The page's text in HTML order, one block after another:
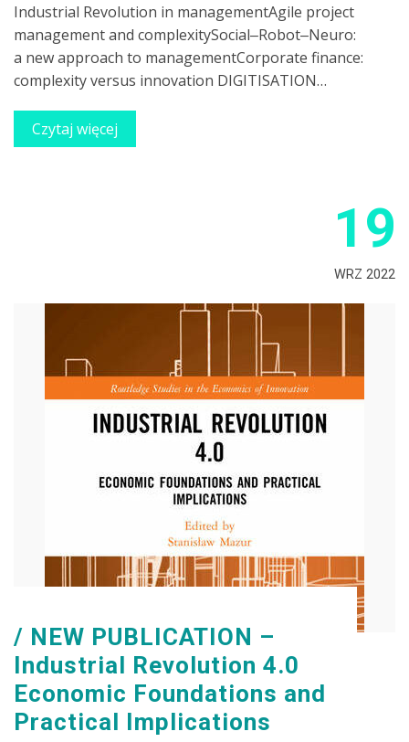
Industrial Revolution in managementAgile project
management and complexitySocial‒Robot‒Neuro:
a new approach to managementCorporate finance:
complexity versus innovation DIGITISATION…
Czytaj więcej
19
WRZ 2022
NEW PUBLICATION –
Industrial Revolution 4.0
Economic Foundations and
Practical Implications